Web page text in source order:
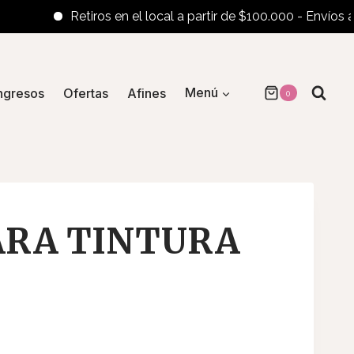
Retiros en el local a partir de $100.000 - Envíos al
Ofertas Afines Menú 0
TINTURA